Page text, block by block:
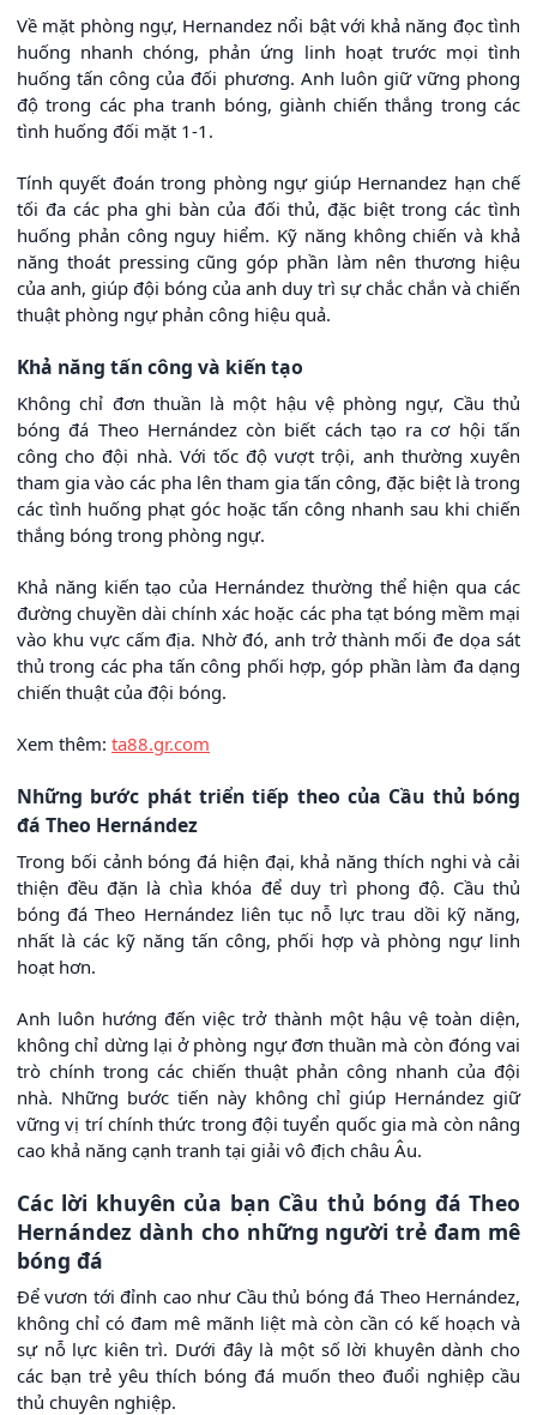
Về mặt phòng ngự, Hernandez nổi bật với khả năng đọc tình
huống nhanh chóng, phản ứng linh hoạt trước mọi tình
huống tấn công của đối phương. Anh luôn giữ vững phong
độ trong các pha tranh bóng, giành chiến thắng trong các
tình huống đối mặt 1-1.
Tính quyết đoán trong phòng ngự giúp Hernandez hạn chế
tối đa các pha ghi bàn của đối thủ, đặc biệt trong các tình
huống phản công nguy hiểm. Kỹ năng không chiến và khả
năng thoát pressing cũng góp phần làm nên thương hiệu
của anh, giúp đội bóng của anh duy trì sự chắc chắn và chiến
thuật phòng ngự phản công hiệu quả.
Khả năng tấn công và kiến tạo
Không chỉ đơn thuần là một hậu vệ phòng ngự, Cầu thủ
bóng đá Theo Hernández còn biết cách tạo ra cơ hội tấn
công cho đội nhà. Với tốc độ vượt trội, anh thường xuyên
tham gia vào các pha lên tham gia tấn công, đặc biệt là trong
các tình huống phạt góc hoặc tấn công nhanh sau khi chiến
thắng bóng trong phòng ngự.
Khả năng kiến tạo của Hernández thường thể hiện qua các
đường chuyền dài chính xác hoặc các pha tạt bóng mềm mại
vào khu vực cấm địa. Nhờ đó, anh trở thành mối đe dọa sát
thủ trong các pha tấn công phối hợp, góp phần làm đa dạng
chiến thuật của đội bóng.
Xem thêm: ta88.gr.com
Những bước phát triển tiếp theo của Cầu thủ bóng
đá Theo Hernández
Trong bối cảnh bóng đá hiện đại, khả năng thích nghi và cải
thiện đều đặn là chìa khóa để duy trì phong độ. Cầu thủ
bóng đá Theo Hernández liên tục nỗ lực trau dồi kỹ năng,
nhất là các kỹ năng tấn công, phối hợp và phòng ngự linh
hoạt hơn.
Anh luôn hướng đến việc trở thành một hậu vệ toàn diện,
không chỉ dừng lại ở phòng ngự đơn thuần mà còn đóng vai
trò chính trong các chiến thuật phản công nhanh của đội
nhà. Những bước tiến này không chỉ giúp Hernández giữ
vững vị trí chính thức trong đội tuyển quốc gia mà còn nâng
cao khả năng cạnh tranh tại giải vô địch châu Âu.
Các lời khuyên của bạn Cầu thủ bóng đá Theo
Hernández dành cho những người trẻ đam mê
bóng đá
Để vươn tới đỉnh cao như Cầu thủ bóng đá Theo Hernández,
không chỉ có đam mê mãnh liệt mà còn cần có kế hoạch và
sự nỗ lực kiên trì. Dưới đây là một số lời khuyên dành cho
các bạn trẻ yêu thích bóng đá muốn theo đuổi nghiệp cầu
thủ chuyên nghiệp.